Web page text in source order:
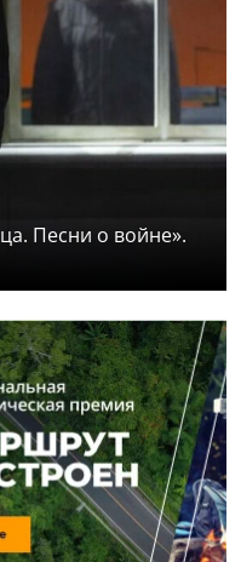
Песни о войне».